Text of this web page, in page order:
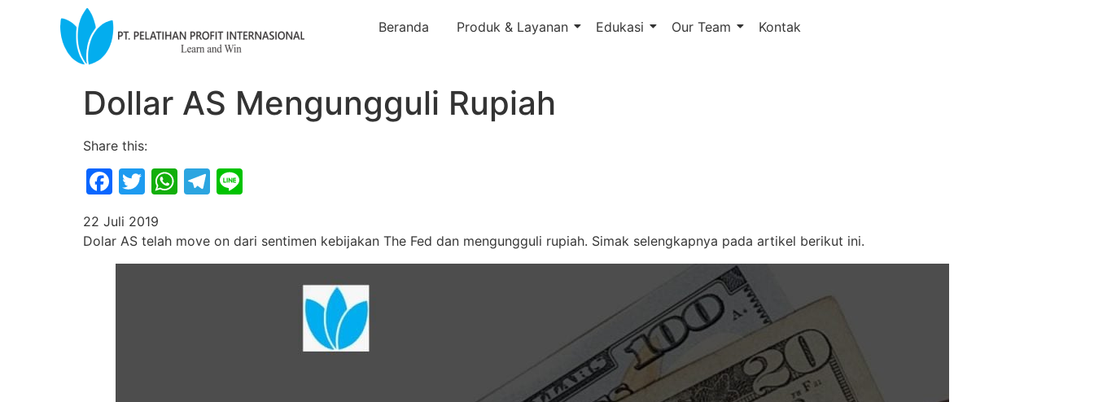
Beranda Produk & Layanan Edukasi Our Team Kontak
Dollar AS Mengungguli Rupiah
Share this:
Facebook
Twitter
WhatsApp
Telegram
22 Juli 2019
Dolar AS telah move on dari sentimen kebijakan The Fed dan mengungguli rupiah. Simak selengkapnya pada artikel berikut ini.